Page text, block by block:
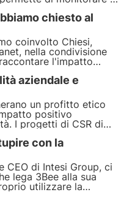
300 aziende partner
imporsi come leader
chiesto al
coinvolto Chiesi,
nella condivisione
l'impatto
verso la protezione
nella
con 3Bee.
aziendale e
un profitto etico
positivo
I progetti di CSR di
Scopri come
proteggere la
tuoi dipendenti.
con la
CEO di Intesi Group, ci
lega 3Bee alla sua
utilizzare la
ambientale, a